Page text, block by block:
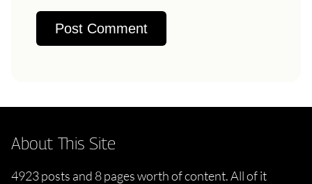
About This Site
4923 posts and 8 pages worth of content. All of it